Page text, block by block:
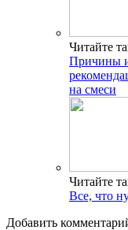
Читайте
Причины
на смеси
Читайте
Все, что
Добавить